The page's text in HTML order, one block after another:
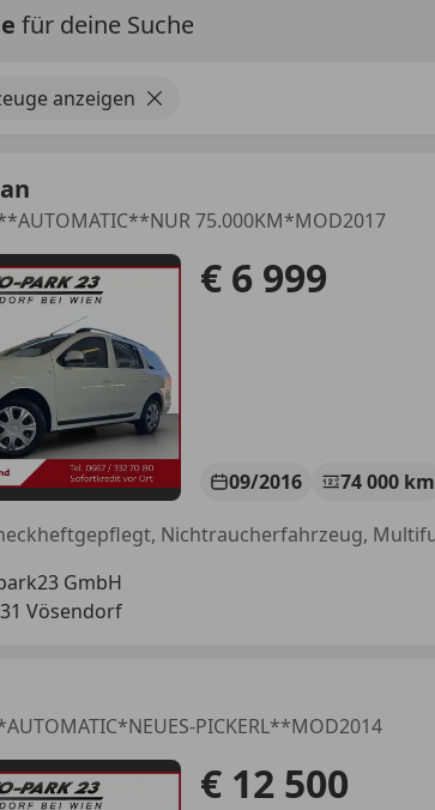
für deine Suche
anzeigen
75.000KM*MOD2017
€ 6 999
09/2016 74 000 km
GmbH
Vösendorf
PICKERL**MOD2014
€ 12 500